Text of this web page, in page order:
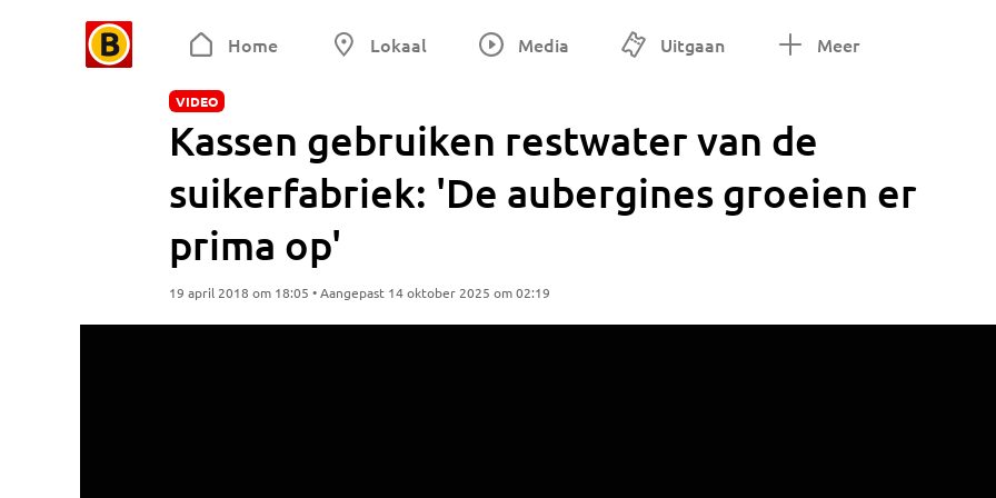
Home Lokaal Media Uitgaan Meer
VIDEO
Kassen gebruiken restwater van de
suikerfabriek: 'De aubergines groeien er
prima op'
19 april 2018 om 18:05 • Aangepast 14 oktober 2025 om 02:19